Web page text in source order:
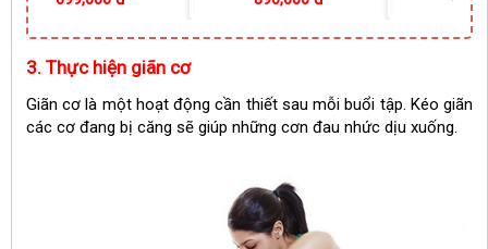
3. Thực hiện giãn cơ
Giãn cơ là một hoạt động cần thiết sau mỗi buổi tập. Kéo giãn
các cơ đang bị căng sẽ giúp những cơn đau nhức dịu xuống.